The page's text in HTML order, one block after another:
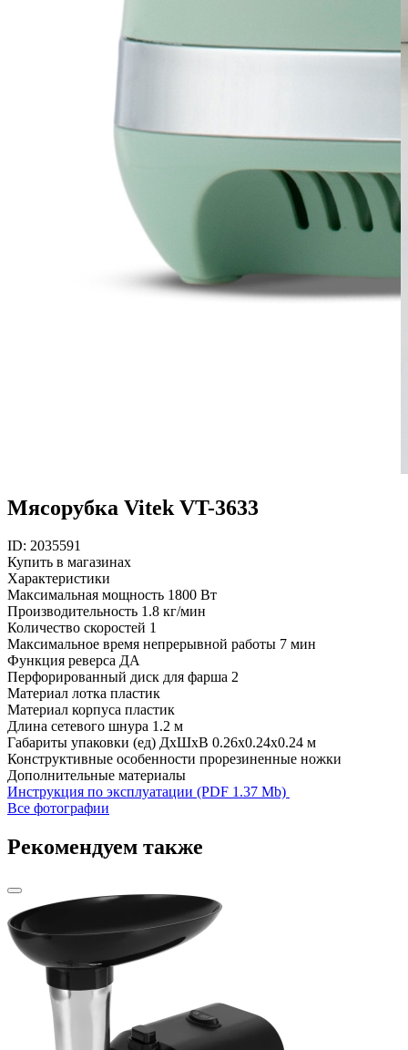
Мясорубка Vitek VT-3633
ID: 2035591
Купить в магазинах
Характеристики
Максимальная мощность 1800 Вт
Производительность 1.8 кг/мин
Количество скоростей 1
Максимальное время непрерывной работы 7 мин
Функция реверса ДА
Перфорированный диск для фарша 2
Материал лотка пластик
Материал корпуса пластик
Длина сетевого шнура 1.2 м
Габариты упаковки (ед) ДхШхВ 0.26x0.24x0.24 м
Конструктивные особенности прорезиненные ножки
Дополнительные материалы
Инструкция по эксплуатации (PDF 1.37 Mb)
Все фотографии
Рекомендуем также